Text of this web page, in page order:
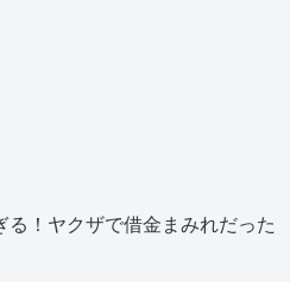
！ヤクザで借金まみれだった